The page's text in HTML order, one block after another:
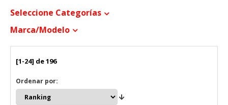
Seleccione Categorías
Marca/modelo
[1-24] de 196
Ordenar por: